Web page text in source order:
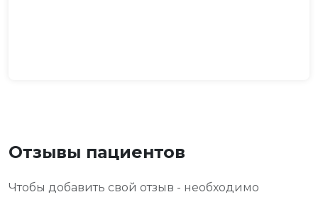
Отзывы пациентов
Чтобы добавить свой отзыв - необходимо